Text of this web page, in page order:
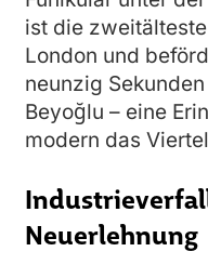
ist die
London und
neunzig
Beyoğlu – eine
modern das
Neuerlehnung